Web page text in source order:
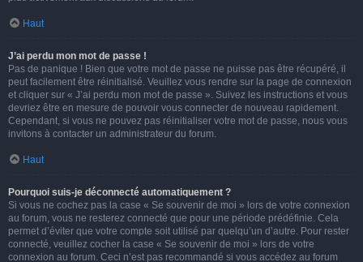
Haut
J’ai perdu mon mot de passe !
Pas de panique ! Bien que votre mot de passe ne puisse pas être récupéré, il
peut facilement être réinitialisé. Veuillez vous rendre sur la page de connexion
et cliquer sur « J’ai perdu mon mot de passe ». Suivez les instructions et vous
devriez être en mesure de pouvoir vous connecter de nouveau rapidement.
Cependant, si vous ne pouvez pas réinitialiser votre mot de passe, nous vous
invitons à contacter un administrateur du forum.
Haut
Pourquoi suis-je déconnecté automatiquement ?
Si vous ne cochez pas la case « Se souvenir de moi » lors de votre connexion
au forum, vous ne resterez connecté que pour une période prédéfinie. Cela
permet d’éviter que votre compte soit utilisé par quelqu’un d’autre. Pour rester
connecté, veuillez cocher la case « Se souvenir de moi » lors de votre
connexion au forum. Ceci n’est pas recommandé si vous accédez au forum